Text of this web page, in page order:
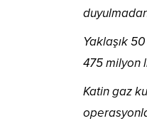
Yaklaşık
475 milyon
Katin gaz